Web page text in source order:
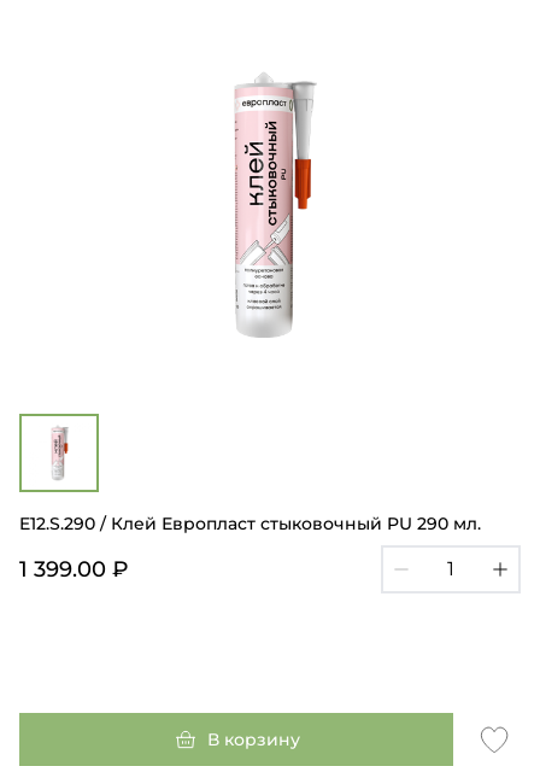
E12.S.290 / Клей Европласт стыковочный PU 290 мл.
1 399.00 ₽
В корзину